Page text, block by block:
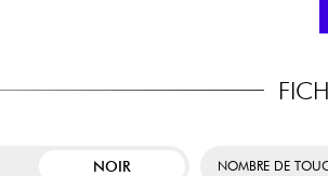
palette de sons, allant des pianos
NOIR NOMBRE DE